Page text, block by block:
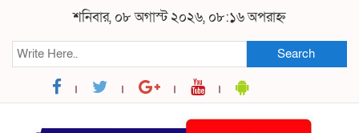
শনিবার, ০৮ অগাস্ট ২০২৬, ০৮:১৬ অপরাহ্ন
Search